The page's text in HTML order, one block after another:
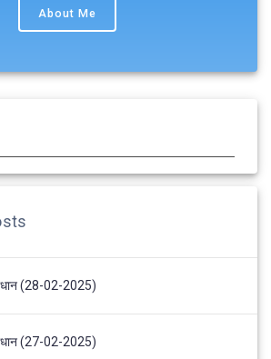
About Me
(28-02-2025)
(27-02-2025)